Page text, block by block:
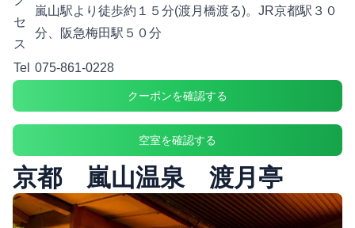
セ
ス
嵐山駅より徒歩約１５分(渡月橋渡る)。JR京都駅３０
分、阪急梅田駅５０分
Tel 075-861-0228
クーポンを確認する
空室を確認する
京都 嵐山温泉 渡月亭